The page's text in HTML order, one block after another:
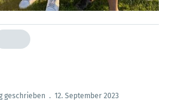
geschrieben . 12. September 2023